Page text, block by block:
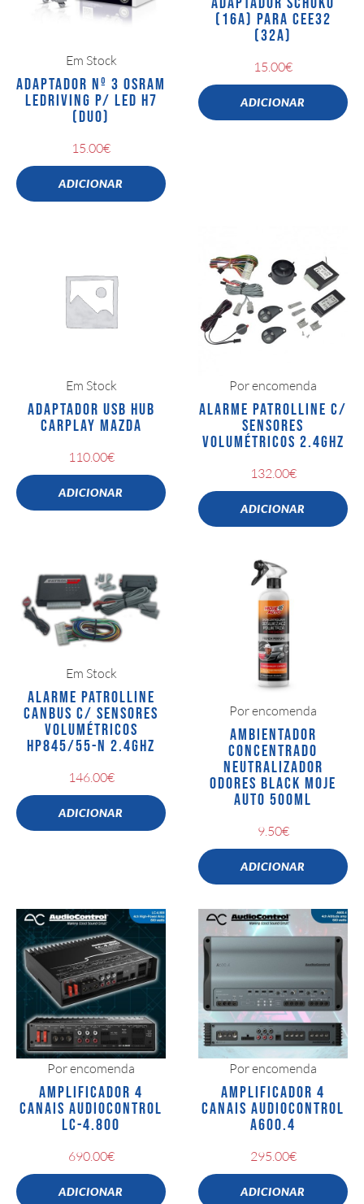
Em Stock
ADAPTADOR Nº 3 OSRAM
LEDRIVING P/ LED H7
(DUO)
15.00€
ADICIONAR
(16A) PARA CEE32
(32A)
15.00€
ADICIONAR
Em Stock
ADAPTADOR USB HUB
CARPLAY MAZDA
110.00€
ADICIONAR
Por encomenda
ALARME PATROLLINE C/
SENSORES
VOLUMÉTRICOS 2.4GHZ
132.00€
ADICIONAR
Em Stock
ALARME PATROLLINE
CANBUS C/ SENSORES
VOLUMÉTRICOS
HP845/55-N 2.4GHZ
146.00€
ADICIONAR
Por encomenda
AMBIENTADOR
CONCENTRADO
NEUTRALIZADOR
ODORES BLACK MOJE
AUTO 500ML
9.50€
ADICIONAR
Por encomenda
AMPLIFICADOR 4
CANAIS AUDIOCONTROL
LC-4.800
690.00€
ADICIONAR
Por encomenda
AMPLIFICADOR 4
CANAIS AUDIOCONTROL
A600.4
295.00€
ADICIONAR